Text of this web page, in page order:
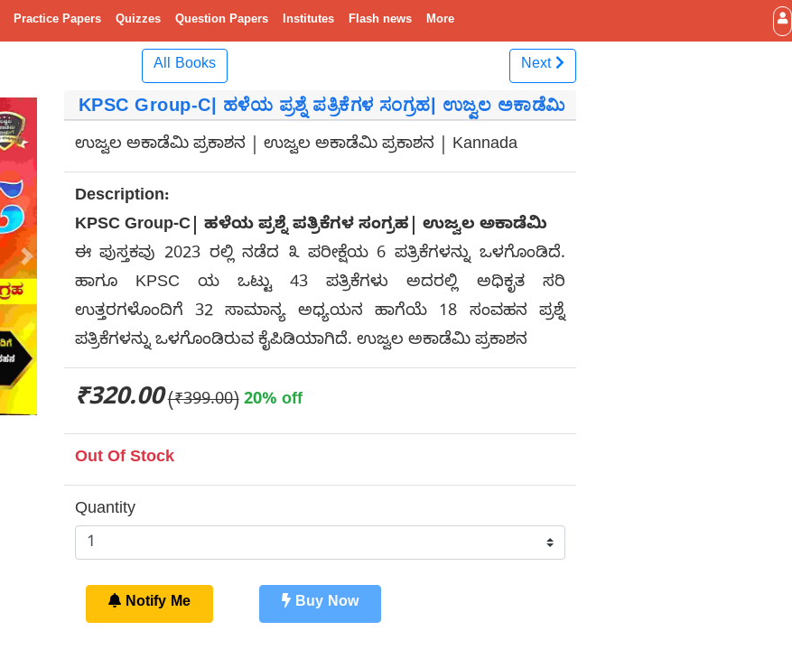
Practice Papers Quizzes Question Papers Institutes Flash news More
All Books Next
Next
KPSC Group-C| ಹಳೆಯ ಪ್ರಶ್ನೆ ಪತ್ರಿಕೆಗಳ ಸಂಗ್ರಹ| ಉಜ್ವಲ ಅಕಾಡೆಮಿ
ಉಜ್ವಲ ಅಕಾಡೆಮಿ ಪ್ರಕಾಶನ | ಉಜ್ವಲ ಅಕಾಡೆಮಿ ಪ್ರಕಾಶನ | Kannada
Description:
KPSC Group-C| ಹಳೆಯ ಪ್ರಶ್ನೆ ಪತ್ರಿಕೆಗಳ ಸಂಗ್ರಹ| ಉಜ್ವಲ ಅಕಾಡೆಮಿ
ಈ ಪುಸ್ತಕವು 2023 ರಲ್ಲಿ ನಡೆದ ೩ ಪರೀಕ್ಷೆಯ 6 ಪತ್ರಿಕೆಗಳನ್ನು ಒಳಗೊಂಡಿದೆ.
ಹಾಗೂ KPSC ಯ ಒಟ್ಟು 43 ಪತ್ರಿಕೆಗಳು ಅದರಲ್ಲಿ ಅಧಿಕೃತ ಸರಿ
ಉತ್ತರಗಳೊಂದಿಗೆ 32 ಸಾಮಾನ್ಯ ಅಧ್ಯಯನ ಹಾಗೆಯೆ 18 ಸಂವಹನ ಪ್ರಶ್ನೆ
ಪತ್ರಿಕೆಗಳನ್ನು ಒಳಗೊಂಡಿರುವ ಕೈಪಿಡಿಯಾಗಿದೆ. ಉಜ್ವಲ ಅಕಾಡೆಮಿ ಪ್ರಕಾಶನ
₹320.00 (₹399.00) 20% off
Out Of Stock
Quantity
Notify Me Buy Now